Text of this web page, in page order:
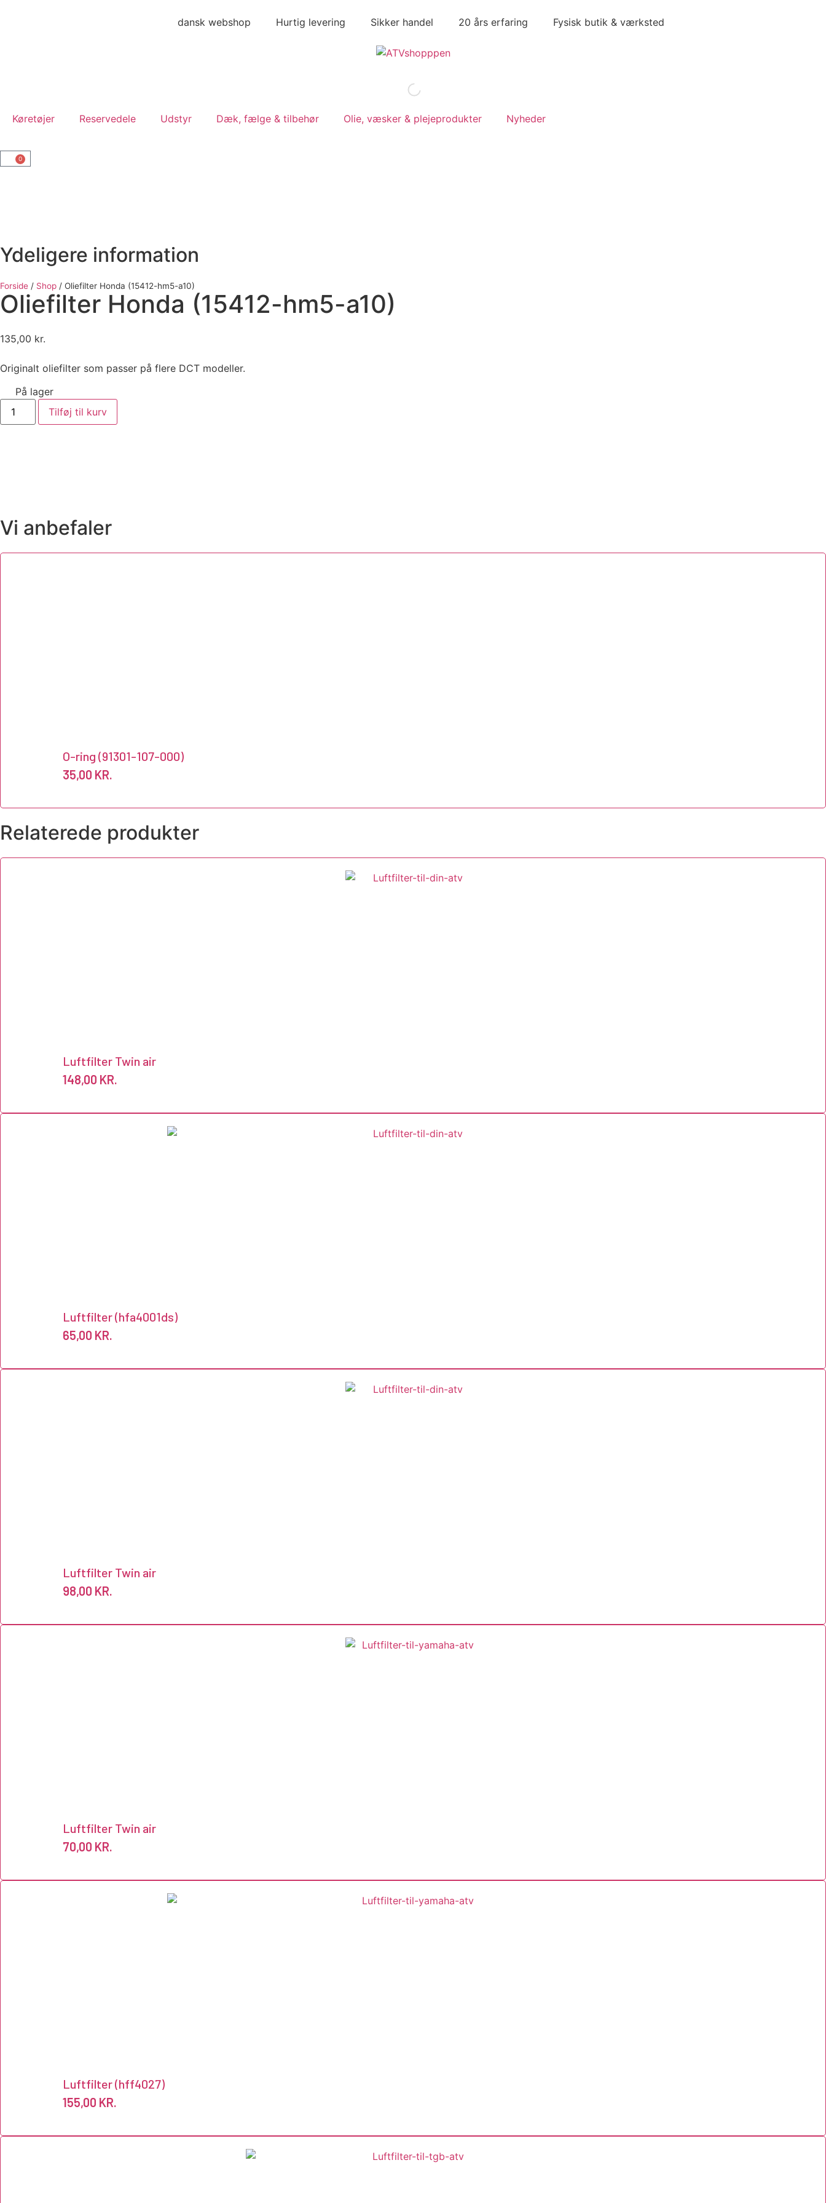
dansk webshop Hurtig levering Sikker handel 20 års erfaring Fysisk butik & værksted
Køretøjer Reservedele Udstyr Dæk, fælge & tilbehør Olie, væsker & plejeprodukter Nyheder
0
Ydeligere information
Forside / Shop / Oliefilter Honda (15412-hm5-a10)
Oliefilter Honda (15412-hm5-a10)
135,00 kr.
Originalt oliefilter som passer på flere DCT modeller.
På lager
Tilføj til kurv
Vi anbefaler
O-ring (91301-107-000)
35,00 KR.
Relaterede produkter
Luftfilter Twin air
148,00 KR.
Luftfilter (hfa4001ds)
65,00 KR.
Luftfilter Twin air
98,00 KR.
Luftfilter Twin air
70,00 KR.
Luftfilter (hff4027)
155,00 KR.